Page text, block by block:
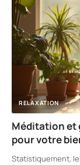
RELAXATION
Méditation et
pour votre
Statistiquement,